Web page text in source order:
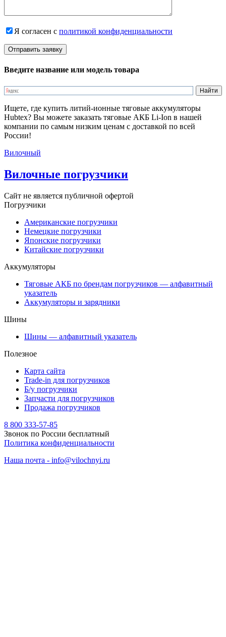
Я согласен с политикой конфиденциальности
Введите название или модель товара
Ищете, где купить литий-ионные тяговые аккумуляторы
Hubtex? Вы можете заказать тяговые АКБ Li-Ion в нашей
компании по самым низким ценам с доставкой по всей
России!
Вилочный
Вилочные погрузчики
Сайт не является публичной офертой
Погрузчики
Американские погрузчики
Немецкие погрузчики
Японские погрузчики
Китайские погрузчики
Аккумуляторы
Тяговые АКБ по брендам погрузчиков — алфавитный
указатель
Аккумуляторы и зарядники
Шины
Шины — алфавитный указатель
Полезное
Карта сайта
Trade-in для погрузчиков
Б/у погрузчики
Запчасти для погрузчиков
Продажа погрузчиков
8 800 333-57-85
Звонок по России бесплатный
Политика конфиденциальности
Наша почта - info@vilochnyi.ru